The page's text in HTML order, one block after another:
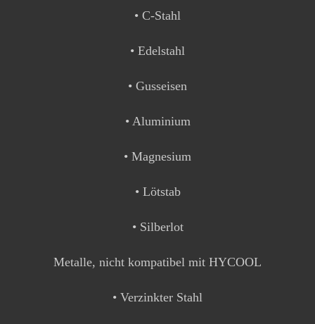
• C-Stahl
• Edelstahl
• Gusseisen
• Aluminium
• Magnesium
• Lötstab
• Silberlot
Metalle, nicht kompatibel mit HYCOOL
• Verzinkter Stahl